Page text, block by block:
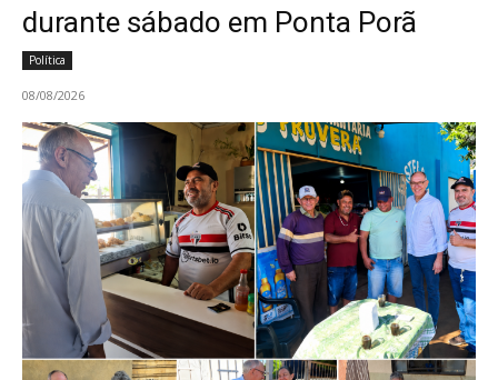
durante sábado em Ponta Porã
Política
08/08/2026